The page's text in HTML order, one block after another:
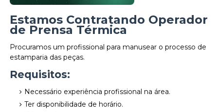
Estamos Contratando Operador
de Prensa Térmica
Procuramos um profissional para manusear o processo de
estamparia das peças.
Requisitos:
Necessário experiência profissional na área.
Ter disponibilidade de horário.